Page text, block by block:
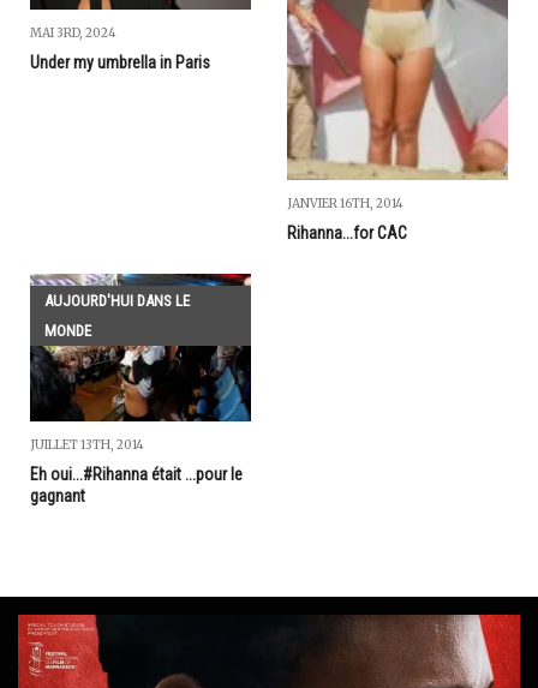
MAI 3RD, 2024
Under my umbrella in Paris
JANVIER 16TH, 2014
Rihanna...for CAC
AUJOURD'HUI DANS LE
MONDE
JUILLET 13TH, 2014
Eh oui...#Rihanna était ...pour le
gagnant